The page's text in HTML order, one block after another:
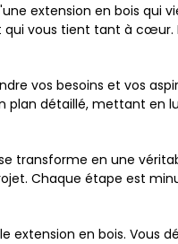
extension en bois qui
vous tient tant à
vos besoins et vos
plan détaillé, mettant
transforme en une
Chaque étape est
en bois. Vous